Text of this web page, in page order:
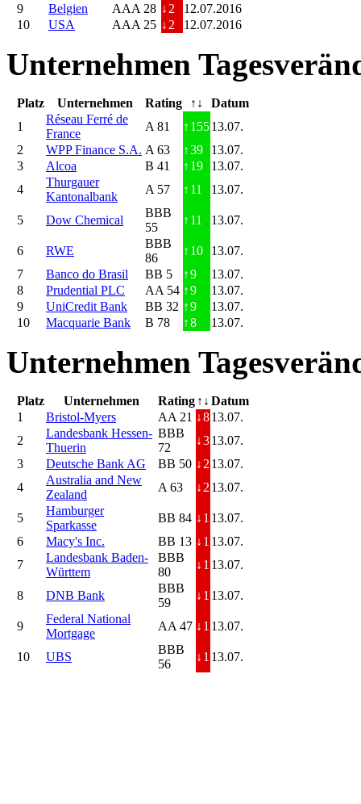
9
Belgien AAA 28 ↓ 2
12.07.2016
10
USA AAA 25 ↓ 2 12.07.2016
Unternehmen
Platz Unternehmen Rating ↑↓
Datum
1
Réseau Ferré de
France
A 81 ↑ 15513.07.
2
WPP Finance S.A. A 63 ↑39
13.07.
3
Alcoa B 41 ↑ 19
13.07.
4
Thurgauer
Kantonalbank
A 57 ↑ 11 13.07.
5 Dow Chemical
BBB
55
↑ 11 13.07.
6 RWE
BBB
86
↑ 10
13.07.
7
Banco do Brasil BB 5 ↑9
13.07.
8
Prudential PLC AA 54 ↑9
13.07.
9
UniCredit Bank BB 32 ↑9
13.07.
10
Macquarie Bank B 78 ↑8 13.07.
Unternehmen
Platz Unternehmen Rating ↑↓ Datum
1
Bristol-Myers AA 21 ↓813.07.
2
Landesbank Hessen-
Thuerin
BBB
72
↓313.07.
3
Deutsche Bank AG BB 50 ↓ 2 13.07.
4
Australia and New
Zealand
A 63 ↓ 2 13.07.
5
Hamburger
Sparkasse
BB 84 ↓ 1 13.07.
6
Macy's Inc. BB 13 ↓ 1 13.07.
7
Landesbank Baden-
Württem
BBB
80
↓ 1 13.07.
8 DNB Bank
BBB
59
↓ 1 13.07.
9
Federal National
Mortgage
AA 47 ↓ 1 13.07.
10 UBS
BBB
56
↓ 1 13.07.